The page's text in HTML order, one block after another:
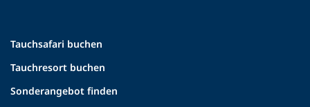
Tauchsafari buchen
Tauchresort buchen
Sonderangebot finden